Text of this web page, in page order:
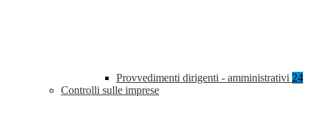
Provvedimenti dirigenti - amministrativi 24
Controlli sulle imprese